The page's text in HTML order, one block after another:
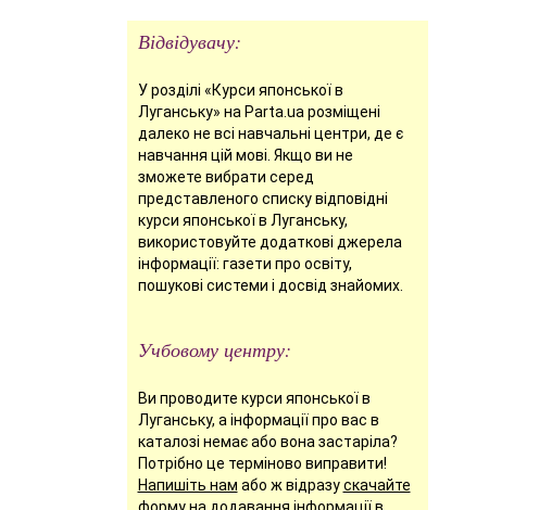
Відвідувачу:
У розділі «Курси японської в
Луганську» на Parta.ua розміщені
далеко не всі навчальні центри, де є
навчання цій мові. Якщо ви не
зможете вибрати серед
представленого списку відповідні
курси японської в Луганську,
використовуйте додаткові джерела
інформації: газети про освіту,
пошукові системи і досвід знайомих.
Учбовому центру:
Ви проводите курси японської в
Луганську, а інформації про вас в
каталозі немає або вона застаріла?
Потрібно це терміново виправити!
Напишіть нам або ж відразускачайте